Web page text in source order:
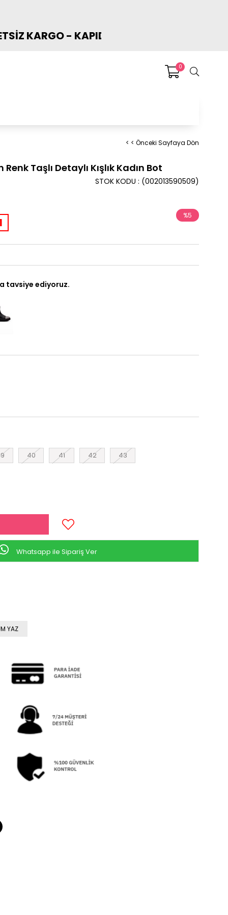
ÖDEME İMKANI - TÜM ÜRÜNLERDE NET
0
< < Önceki Sayfaya Dön
Taşlı Detaylı Kışlık Kadın Bot
(002013590509)
STOK KODU
%5
tavsiye ediyoruz.
40 41 42 43
Whatsapp ile Sipariş Ver
YAZ